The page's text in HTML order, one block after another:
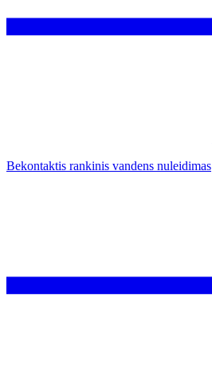
Bekontaktis rankinis vandens nuleidimas